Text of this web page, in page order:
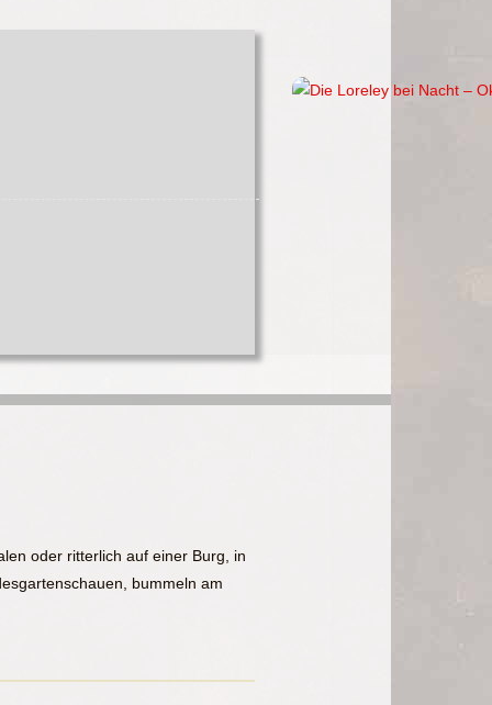
oder ritterlich auf einer Burg, in
bummeln am